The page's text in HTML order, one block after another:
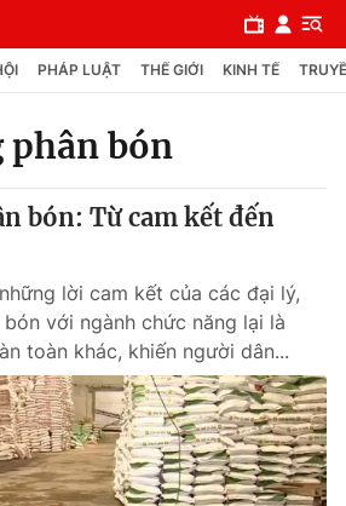
PHÁP LUẬT THẾ GIỚI KINH TẾ
phân bón
bón: Từ cam kết đến
lời cam kết của các đại lý,
với ngành chức năng lại là
toàn khác, khiến người dân...